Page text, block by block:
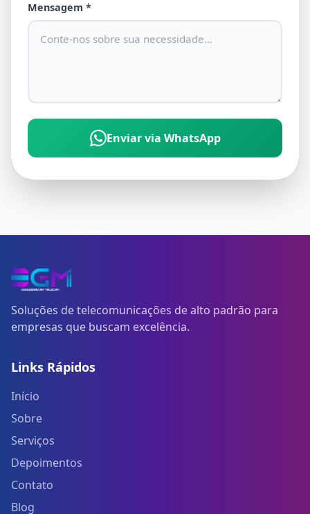
Mensagem *
Enviar via WhatsApp
Soluções de telecomunicações de alto padrão para
empresas que buscam excelência.
Links Rápidos
Início
Sobre
Serviços
Depoimentos
Contato
Blog